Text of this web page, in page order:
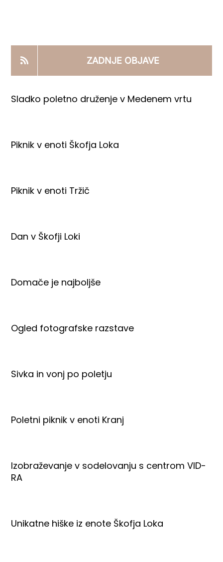
PRODAJNI IZDELKI
AKTUALNO
ZADNJE OBJAVE
Sladko poletno druženje v Medenem vrtu
Piknik v enoti Škofja Loka
Piknik v enoti Tržič
Dan v Škofji Loki
Domače je najboljše
Ogled fotografske razstave
Sivka in vonj po poletju
Poletni piknik v enoti Kranj
Izobraževanje v sodelovanju s centrom VID-
RA
Unikatne hiške iz enote Škofja Loka